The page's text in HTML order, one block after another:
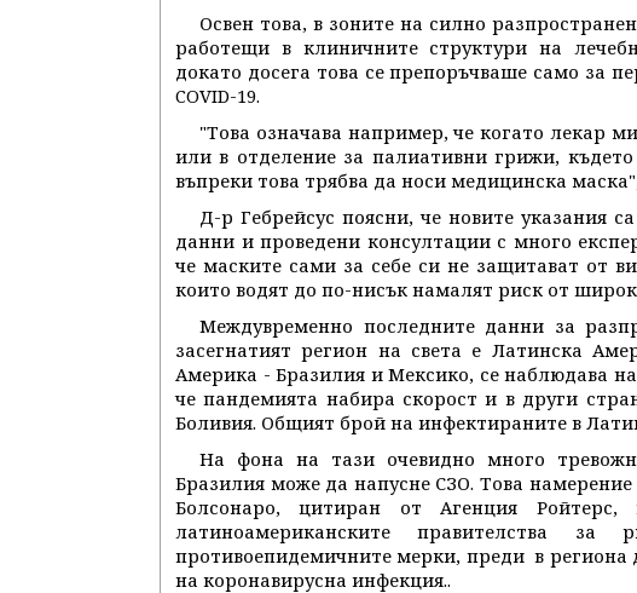
Освен това, в зоните на силно
работещи в клиничните структури на
докато досега това се препоръчваше само за
COVID-19.
"Това означава например, че когато лекар
или в отделение за палиативни грижи,
въпреки това трябва да носи медицинска
Д-р Гебрейсус поясни, че новите указания
данни и проведени консултации с много
че маските сами за себе си не защитават от
които водят до по-нисък намалят риск от
Междувременно последните данни за
засегнатият регион на света е Латинска
Америка - Бразилия и Мексико, се наблюдава
че пандемията набира скорост и в други
Боливия. Общият брой на инфектираните в
На фона на тази очевидно много
Бразилия може да напусне СЗО. Това
Болсонаро, цитиран от Агенция
латиноамериканските правителства
противоепидемичните мерки, преди в региона
на коронавирусна инфекция..